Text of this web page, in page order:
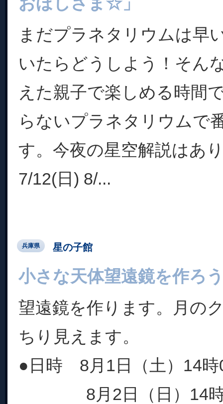
まだプラネタリウムは早
いたらどうしよう！そん
えた親子で楽しめる時間
らないプラネタリウムで
す。今夜の星空解説はあ
7/12(日) 8/...
兵庫県 星の子館
小さな天体望遠鏡を作ろ
望遠鏡を作ります。月の
ちり見えます。
●日時 8月1日（土）14時
8月2日（日）14時